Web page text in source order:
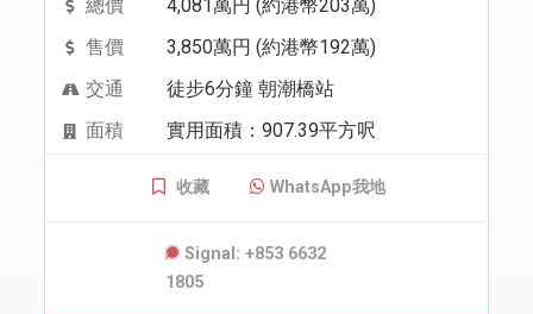
總價
4,081萬円 (約港幣203萬)
售價
3,850萬円 (約港幣192萬)
交通
徒步6分鐘 朝潮橋站
面積
實用面積：907.39平方呎
收藏 WhatsApp我地
Signal: +853 6632
1805